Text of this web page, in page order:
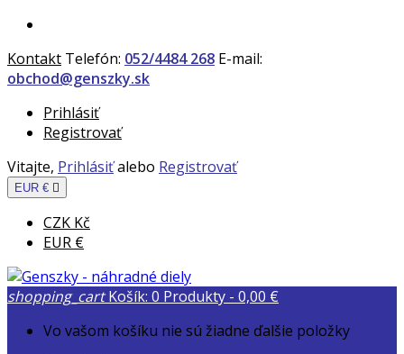
Kontakt Telefón: 052/4484 268 E-mail:
obchod@genszky.sk
Prihlásiť
Registrovať
Vitajte, Prihlásiťalebo Registrovať
EUR € 
CZK Kč
EUR €
shopping_cart Košík: 0 Produkty - 0,00 €
Vo vašom košíku nie sú žiadne ďalšie položky